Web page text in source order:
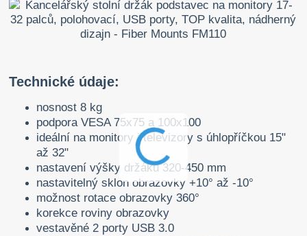
Technické údaje:
nosnost 8 kg
podpora VESA 75x75 a 100x100
ideální na monitory i televizory s úhlopříčkou 15"
až 32"
nastavení výšky držáku 320-450 mm
nastavitelný sklon obrazovky +10° až -10°
možnost rotace obrazovky 360°
korekce roviny obrazovky
vestavěné 2 porty USB 3.0